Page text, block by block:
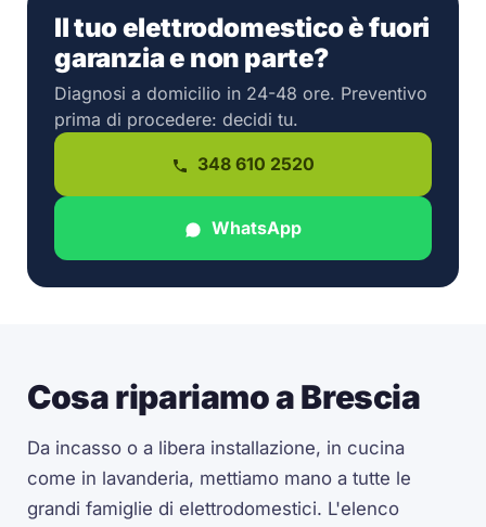
Il tuo elettrodomestico è fuori
garanzia e non parte?
Diagnosi a domicilio in 24-48 ore. Preventivo
prima di procedere: decidi tu.
348 610 2520
WhatsApp
Cosa ripariamo a Brescia
Da incasso o a libera installazione, in cucina
come in lavanderia, mettiamo mano a tutte le
grandi famiglie di elettrodomestici. L'elenco